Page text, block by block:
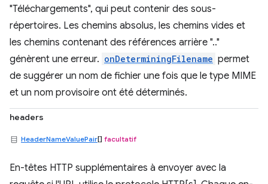
"Téléchargements", qui peut contenir des sous-
répertoires. Les chemins absolus, les chemins vides et
les chemins contenant des références arrière ".."
génèrent une erreur. onDeterminingFilename permet
de suggérer un nom de fichier une fois que le type MIME
et un nom provisoire ont été déterminés.
headers
HeaderNameValuePair[] facultatif
En-têtes HTTP supplémentaires à envoyer avec la